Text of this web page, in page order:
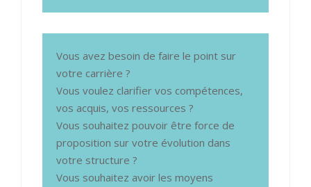
Vous avez besoin de faire le point sur
votre carrière ?
Vous voulez clarifier vos compétences,
vos acquis, vos ressources ?
Vous souhaitez pouvoir être force de
proposition sur votre évolution dans
votre structure ?
Vous souhaitez avoir les moyens